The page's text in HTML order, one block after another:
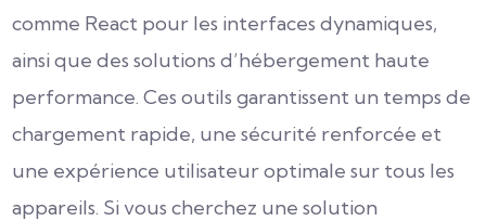
comme React pour les interfaces dynamiques,
ainsi que des solutions d’hébergement haute
performance. Ces outils garantissent un temps de
chargement rapide, une sécurité renforcée et
une expérience utilisateur optimale sur tous les
appareils. Si vous cherchez une solution